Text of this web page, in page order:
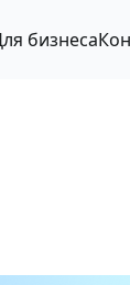
бизнеса